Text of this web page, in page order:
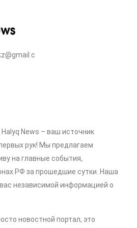
News – ваш источник
рук! Мы предлагаем
на главные события,
РФ за прошедшие сутки. Наша
независимой информацией о
новостной портал, это